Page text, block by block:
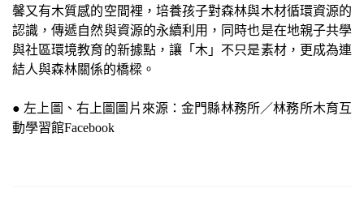
馨又有木質感的空間裡，培養孩子對森林與木材循環資源的
認識，傳遞自然與資源的永續利用，同時也是在地親子共學
與社區環境教育的新據點，讓「木」不只是素材，更成為連
結人與森林關係的橋樑。
● 左上圖、右上圖圖片來源：金門縣林務所／林務所木育互
動學習館Facebook